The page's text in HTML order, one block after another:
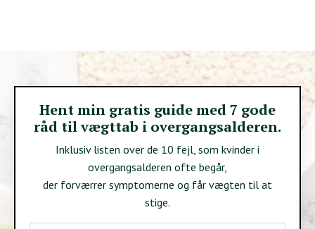
Hent min gratis guide med 7 gode
råd til vægttab i overgangsalderen.
Inklusiv listen over de 10 fejl, som kvinder i
overgangsalderen ofte begår,
der forværrer symptomerne og får vægten til at
stige.